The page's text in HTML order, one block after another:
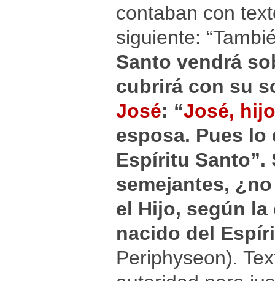
contaban con
siguiente:
Santo vendrá
cubrirá con su
José: “José,
esposa. Pues
Espíritu
semejantes,
el Hijo, según
nacido del
Periphyseon).